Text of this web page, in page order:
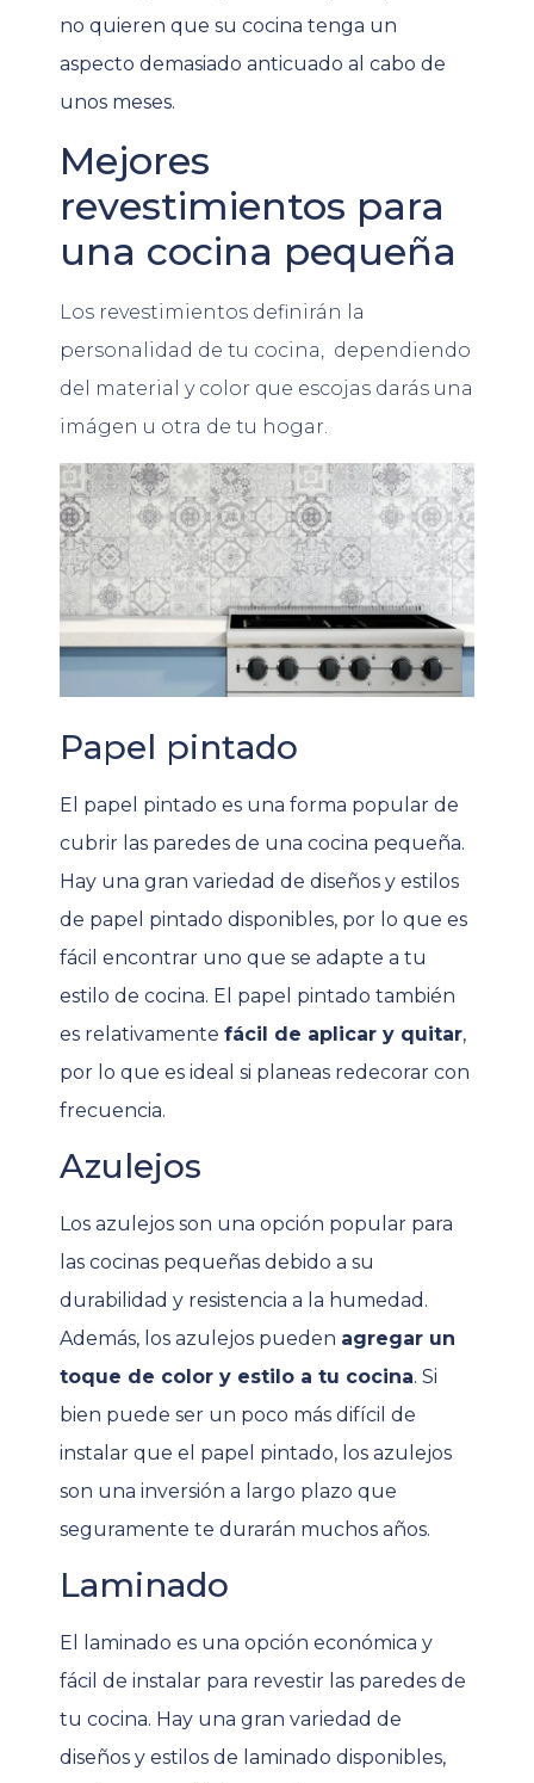
no quieren que su cocina tenga un
aspecto demasiado anticuado al cabo de
unos meses.
Mejores
revestimientos para
una cocina pequeña
Los revestimientos definirán la
personalidad de tu cocina, dependiendo
del material y color que escojas darás una
imágen u otra de tu hogar.
Papel pintado
El papel pintado es una forma popular de
cubrir las paredes de una cocina pequeña.
Hay una gran variedad de diseños y estilos
de papel pintado disponibles, por lo que es
fácil encontrar uno que se adapte a tu
estilo de cocina. El papel pintado también
es relativamente fácil de aplicar y quitar,
por lo que es ideal si planeas redecorar con
frecuencia.
Azulejos
Los azulejos son una opción popular para
las cocinas pequeñas debido a su
durabilidad y resistencia a la humedad.
Además, los azulejos pueden agregar un
toque de color y estilo a tu cocina. Si
bien puede ser un poco más difícil de
instalar que el papel pintado, los azulejos
son una inversión a largo plazo que
seguramente te durarán muchos años.
Laminado
El laminado es una opción económica y
fácil de instalar para revestir las paredes de
tu cocina. Hay una gran variedad de
diseños y estilos de laminado disponibles,